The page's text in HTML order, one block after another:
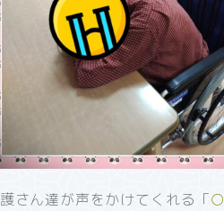
さん達が声をかけてくれる「